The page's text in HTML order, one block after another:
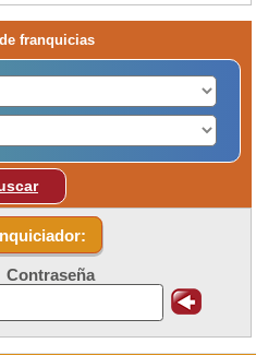
franquicias
Contraseña